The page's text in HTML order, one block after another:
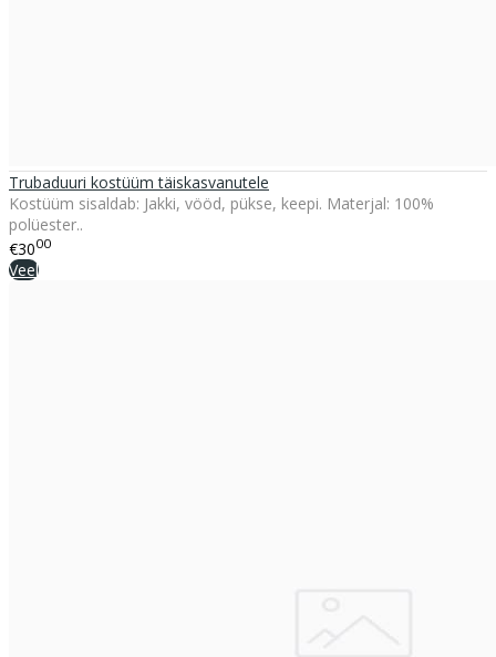
Trubaduuri kostüüm täiskasvanutele
Kostüüm sisaldab: Jakki, vööd, pükse, keepi. Materjal: 100%
polüester..
€3000
Veel